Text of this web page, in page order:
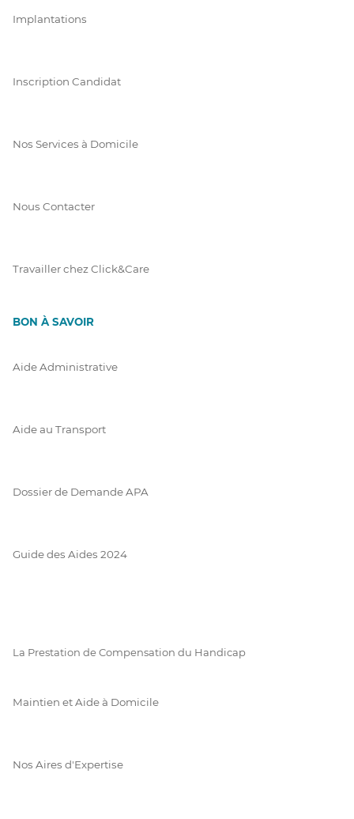
Implantations
Inscription Candidat
Nos Services à Domicile
Nous Contacter
Travailler chez Click&Care
BON À SAVOIR
Aide Administrative
Aide au Transport
Dossier de Demande APA
Guide des Aides 2024
La Prestation de Compensation du Handicap
Maintien et Aide à Domicile
Nos Aires d'Expertise